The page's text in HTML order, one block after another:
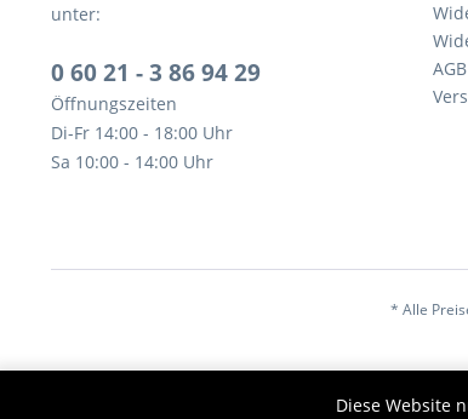
unter:
0 60 21 - 3 86 94 29
Öffnungszeiten
Di-Fr 14:00 - 18:00 Uhr
Sa 10:00 - 14:00 Uhr
AGB
* Alle
Diese Website